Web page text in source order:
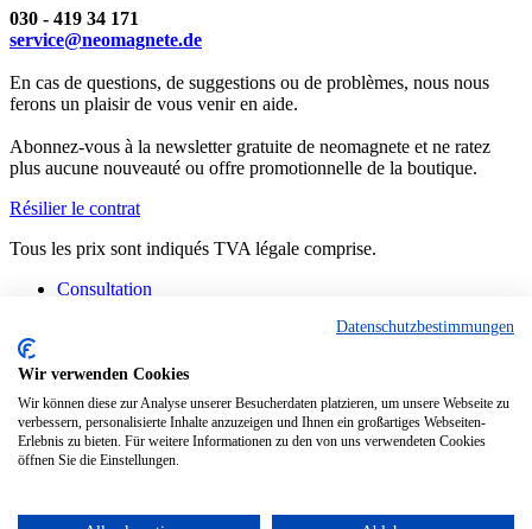
030 - 419 34 171
service@neomagnete.de
En cas de questions, de suggestions ou de problèmes, nous nous
ferons un plaisir de vous venir en aide.
Abonnez-vous à la newsletter gratuite de neomagnete et ne ratez
plus aucune nouveauté ou offre promotionnelle de la boutique.
Résilier le contrat
Tous les prix sont indiqués TVA légale comprise.
Consultation
Consignes
Informations techniques
Situation actuelle des livraisons
Copyright © - Tous droits réservés
die den Komfort bei Benutzung dieser Website erhöhen, der
Datenschutzbestimmungen
Wir verwenden Cookies
Wir können diese zur Analyse unserer Besucherdaten platzieren, um unsere Webseite zu
verbessern, personalisierte Inhalte anzuzeigen und Ihnen ein großartiges Webseiten-
Erlebnis zu bieten. Für weitere Informationen zu den von uns verwendeten Cookies
öffnen Sie die Einstellungen.